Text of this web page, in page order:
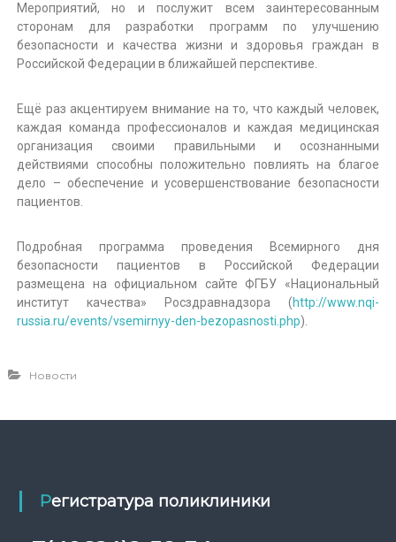
Мероприятий, но и послужит всем заинтересованным
сторонам для разработки программ по улучшению
безопасности и качества жизни и здоровья граждан в
Российской Федерации в ближайшей перспективе.
Ещё раз акцентируем внимание на то, что каждый человек,
каждая команда профессионалов и каждая медицинская
организация своими правильными и осознанными
действиями способны положительно повлиять на благое
дело – обеспечение и усовершенствование безопасности
пациентов.
Подробная программа проведения Всемирного дня
безопасности пациентов в Российской Федерации
размещена на официальном сайте ФГБУ «Национальный
институт качества» Росздравнадзора (http://www.nqi-
russia.ru/events/vsemirnyy-den-bezopasnosti.php).
Новости
Регистратура поликлиники